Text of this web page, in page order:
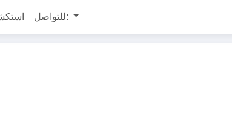
للتواصل: